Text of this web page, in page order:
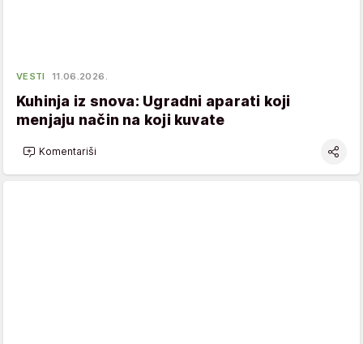
VESTI 11.06.2026.
Kuhinja iz snova: Ugradni aparati koji
menjaju način na koji kuvate
Komentariši